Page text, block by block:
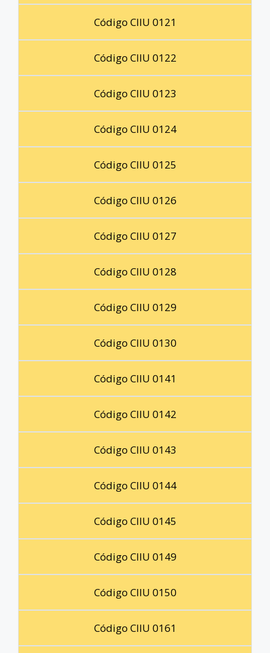
Código CIIU 0121
Código CIIU 0122
Código CIIU 0123
Código CIIU 0124
Código CIIU 0125
Código CIIU 0126
Código CIIU 0127
Código CIIU 0128
Código CIIU 0129
Código CIIU 0130
Código CIIU 0141
Código CIIU 0142
Código CIIU 0143
Código CIIU 0144
Código CIIU 0145
Código CIIU 0149
Código CIIU 0150
Código CIIU 0161